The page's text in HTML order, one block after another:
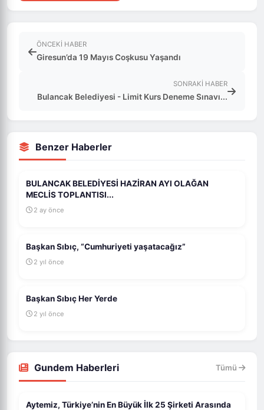
ÖNCEKI HABER
Giresun’da 19 Mayıs Coşkusu Yaşandı
SONRAKI HABER
Bulancak Belediyesi - Limit Kurs Deneme Sınavı...
Benzer Haberler
BULANCAK BELEDİYESİ HAZİRAN AYI OLAĞAN
MECLİS TOPLANTISI...
2 ay önce
Başkan Sıbıç, “Cumhuriyeti yaşatacağız”
2 yıl önce
Başkan Sıbıç Her Yerde
2 yıl önce
Gundem Haberleri Tümü
Aytemiz, Türkiye’nin En Büyük İlk 25 Şirketi Arasında